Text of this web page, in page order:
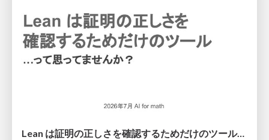
Lean は証明の正しさを確認するためだけのツールって思ってませんか？